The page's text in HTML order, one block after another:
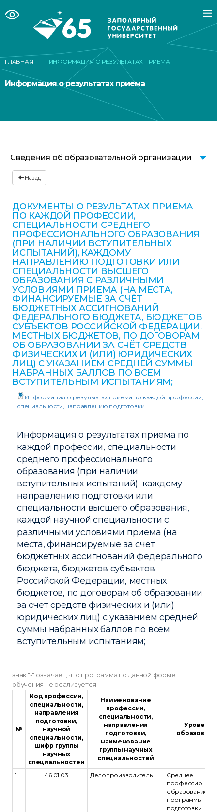
ГЛАВНАЯ — ИНФОРМАЦИЯ О РЕЗУЛЬТАТАХ ПРИЕМА
Информация о результатах приема
Сведения об образовательной организации
Назад
ДОКУМЕНТЫ О РEЗУЛЬТАТАХ ПРИЕМА
ПО КАЖДОЙ ПРОФЕССИИ,
СПЕЦИАЛЬНОСТИ СРЕДНЕГО
ПРОФЕССИОНАЛЬНОГО ОБРАЗОВАНИЯ
(ПРИ НАЛИЧИИ ВСТУПИТЕЛЬНЫХ
ИСПЫТАНИЙ), КАЖДОМУ
НАПРАВЛЕНИЮ ПОДГОТОВКИ ИЛИ
СПЕЦИАЛЬНОСТИ ВЫСШЕГО
ОБРАЗОВАНИЯ С РАЗЛИЧНЫМИ
УСЛОВИЯМИ ПРИЕМА (НА МЕСТА,
ФИНАНСИРУЕМЫЕ ЗА СЧЁТ
БЮДЖЕТНЫХ АССИГНОВАНИЙ
ФЕДЕРАЛЬНОГО БЮДЖЕТА, БЮДЖЕТОВ
СУБЪЕКТОВ РОССИЙСКОЙ ФЕДЕРАЦИИ,
МЕСТНЫХ БЮДЖЕТОВ, ПО ДОГОВОРАМ
ОБ ОБРАЗОВАНИИ ЗА СЧЁТ СРЕДСТВ
ФИЗИЧЕСКИХ И (ИЛИ) ЮРИДИЧЕСКИХ
ЛИЦ) С УКАЗАНИЕМ СРЕДНЕЙ СУММЫ
НАБРАННЫХ БАЛЛОВ ПО ВСЕМ
ВСТУПИТЕЛЬНЫМ ИСПЫТАНИЯМ;
Информация о результатах приема по каждой профессии,
специальности, направлению подготовки
Информация о результатах приема по
каждой профессии, специальности
среднего профессионального
образования (при наличии
вступительных испытаний), каждому
направлению подготовки или
специальности высшего образования,
каждой научной специальности с
различными условиями приема (на
места, финансируемые за счет
бюджетных ассигнований федерального
бюджета, бюджетов субъектов
Российской Федерации, местных
бюджетов, по договорам об образовании
за счет средств физических и (или)
юридических лиц) с указанием средней
суммы набранных баллов по всем
вступительным испытаниям;
знак "-" означает, что программа по данной форме
обучения не реализуется
№
Код профессии,
специальности,
направления
подготовки,
научной
специальности,
шифр группы
научных
специальностей
Наименование
профессии,
специальности,
направления
подготовки,
наименование
группы научных
специальностей
Уровень
1 46.01.03 Делопроизводитель
Среднее
образование -
программы
подготовки